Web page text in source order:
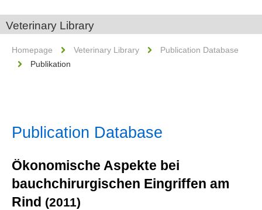
Veterinary Library
Homepage Veterinary Library
Publication Database
Publikation
Publication Database
Ökonomische Aspekte bei
bauchchirurgischen Eingriffen am
Rind (2011)